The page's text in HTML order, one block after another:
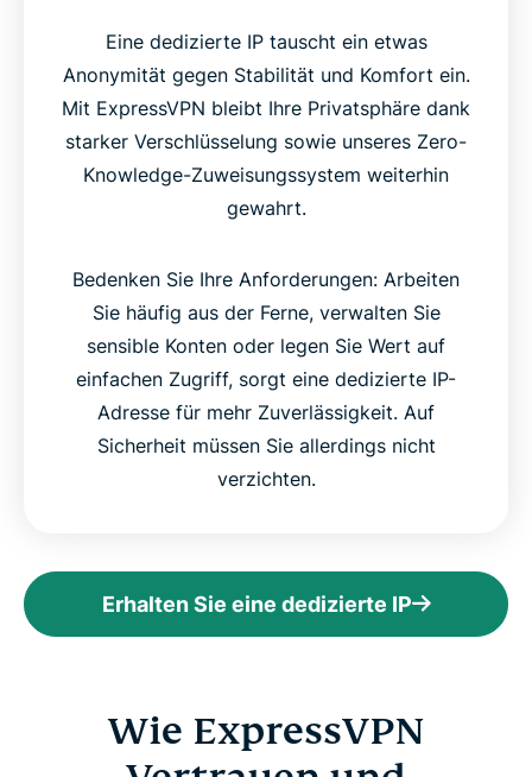
Eine dedizierte IP tauscht ein etwas
Anonymität gegen Stabilität und Komfort ein.
Mit ExpressVPN bleibt Ihre Privatsphäre dank
starker Verschlüsselung sowie unseres Zero-
Knowledge-Zuweisungssystem weiterhin
gewahrt.
Bedenken Sie Ihre Anforderungen: Arbeiten
Sie häufig aus der Ferne, verwalten Sie
sensible Konten oder legen Sie Wert auf
einfachen Zugriff, sorgt eine dedizierte IP-
Adresse für mehr Zuverlässigkeit. Auf
Sicherheit müssen Sie allerdings nicht
verzichten.
Erhalten Sie eine dedizierte IP
Wie ExpressVPN